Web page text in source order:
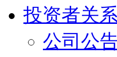
投资者关系
公司公